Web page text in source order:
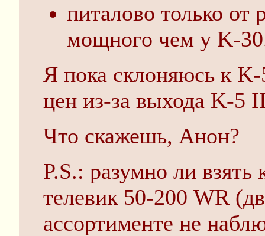
питалово только от
мощного чем у K-
Я пока склоняюсь к
цен из-за выхода K-5
Что скажешь, Анон?
P.S.: разумно ли
телевик 50-200 WR
ассортименте не